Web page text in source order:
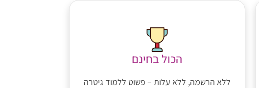
הכול בחינם
ללא הרשמה, ללא עלות – פשוט ללמוד גיטרה